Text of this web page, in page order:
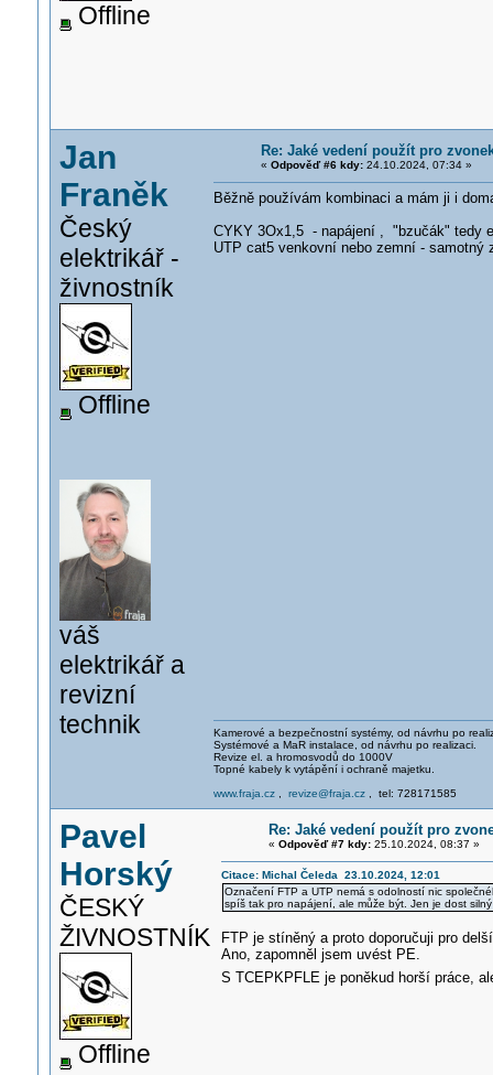
Offline
Jan
Franěk
Český
elektrikář -
živnostník
Offline
váš
elektrikář a
revizní
technik
Re: Jaké vedení použít pro
« Odpověď #6 kdy:24.10.2024, 07:34 »
Běžně používám kombinaci a mám ji i
CYKY 3Ox1,5 - napájení , "bzučák" tedy
UTP cat5 venkovní nebo zemní -
Kamerové a bezpečnostní systémy, od návrhu po
Systémové a MaR instalace, od návrhu po realizaci.
Revize el. a hromosvodů do 1000V
Topné kabely k vytápění i ochraně majetku.
www.fraja.cz, revize@fraja.cz, tel: 728171585
Pavel
Horský
ČESKÝ
ŽIVNOSTNÍK
Offline
Re: Jaké vedení použít pro
« Odpověď #7 kdy:25.10.2024, 08:37 »
Citace: Michal Čeleda 23.10.2024, 12:01
Označení FTP a UTP nemá s odolností nic
spíš tak pro napájení, ale může být. Jen je dost silný
FTP je stíněný a proto doporučuji pro
Ano, zapomněl jsem uvést PE.
S TCEPKPFLE je poněkud horší práce,